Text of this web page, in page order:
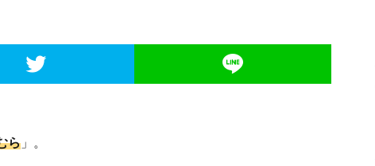
ら 」。